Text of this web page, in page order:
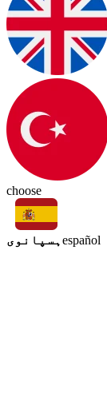
choose
ہسپانوی español